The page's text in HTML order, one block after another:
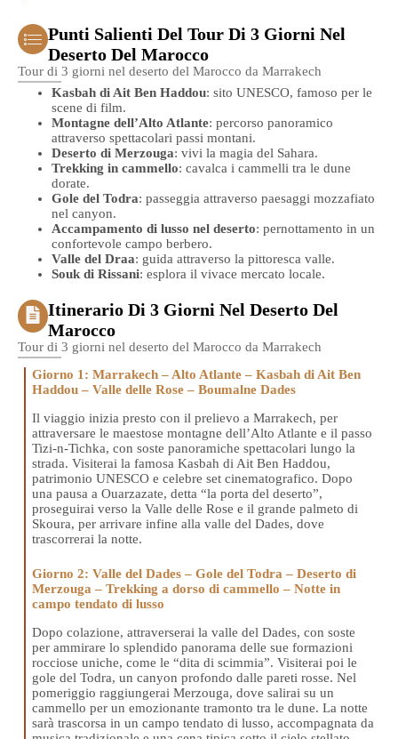
Punti Salienti Del Tour Di 3 Giorni Nel
Deserto Del Marocco
Tour di 3 giorni nel deserto del Marocco da Marrakech
Kasbah di Ait Ben Haddou: sito UNESCO, famoso per le
scene di film.
Montagne dell’Alto Atlante: percorso panoramico
attraverso spettacolari passi montani.
Deserto di Merzouga: vivi la magia del Sahara.
Trekking in cammello: cavalca i cammelli tra le dune
dorate.
Gole del Todra: passeggia attraverso paesaggi mozzafiato
nel canyon.
Accampamento di lusso nel deserto: pernottamento in un
confortevole campo berbero.
Valle del Draa: guida attraverso la pittoresca valle.
Souk di Rissani: esplora il vivace mercato locale.
Itinerario Di 3 Giorni Nel Deserto Del
Marocco
Tour di 3 giorni nel deserto del Marocco da Marrakech
Giorno 1: Marrakech – Alto Atlante – Kasbah di Ait Ben
Haddou – Valle delle Rose – Boumalne Dades
Il viaggio inizia presto con il prelievo a Marrakech, per
attraversare le maestose montagne dell’Alto Atlante e il passo
Tizi-n-Tichka, con soste panoramiche spettacolari lungo la
strada. Visiterai la famosa Kasbah di Ait Ben Haddou,
patrimonio UNESCO e celebre set cinematografico. Dopo
una pausa a Ouarzazate, detta “la porta del deserto”,
proseguirai verso la Valle delle Rose e il grande palmeto di
Skoura, per arrivare infine alla valle del Dades, dove
trascorrerai la notte.
Giorno 2: Valle del Dades – Gole del Todra – Deserto di
Merzouga – Trekking a dorso di cammello – Notte in
campo tendato di lusso
Dopo colazione, attraverserai la valle del Dades, con soste
per ammirare lo splendido panorama delle sue formazioni
rocciose uniche, come le “dita di scimmia”. Visiterai poi le
gole del Todra, un canyon profondo dalle pareti rosse. Nel
pomeriggio raggiungerai Merzouga, dove salirai su un
cammello per un emozionante tramonto tra le dune. La notte
sarà trascorsa in un campo tendato di lusso, accompagnata da